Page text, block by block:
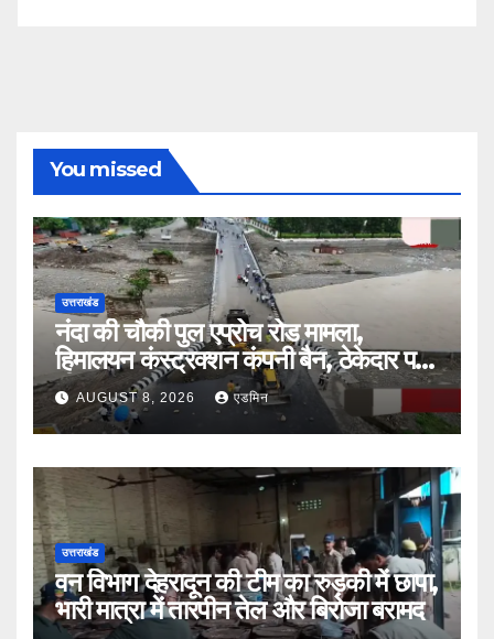
You missed
उत्तराखंड
नंदा की चौकी पुल एप्रोच रोड मामला,
हिमालयन कंस्ट्रक्शन कंपनी बैन, ठेकेदार पर
भी एक्शन
AUGUST 8, 2026 एडमिन
उत्तराखंड
वन विभाग देहरादून की टीम का रुड़की में छापा,
भारी मात्रा में तारपीन तेल और बिरोजा बरामद